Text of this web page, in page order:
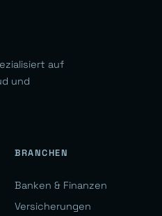
auf
und
BRANCHEN
Banken & Finanzen
Versicherungen